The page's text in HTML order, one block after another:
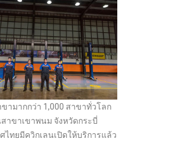
ามากกว่า 1,000 สาขาทั่วโลก
าขาเขาพนม จังหวัดกระบี่
ไทยมีควิกเลนเปิดให้บริการแล้ว